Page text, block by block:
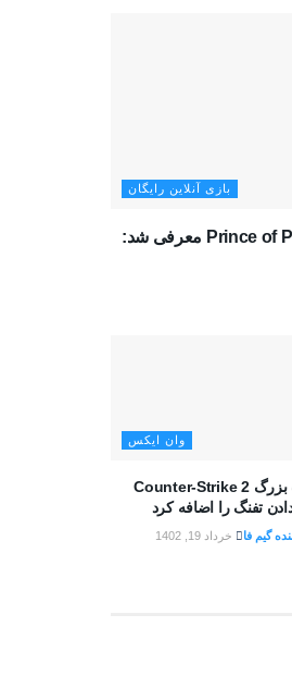
بازی آنلاین رایگان
بازی Prince of Persia: The Lost Crown معرفی شد:
وان ایکس
اولین آپدیت بزرگ Counter-Strike 2
تفنگ را اضافه کرد
گیم فا خرداد 19, 1402